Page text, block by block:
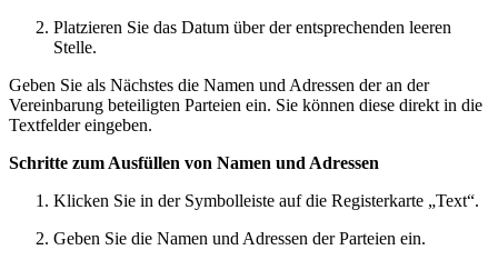
Platzieren Sie das Datum über der entsprechenden leeren
Stelle.
Geben Sie als Nächstes die Namen und Adressen der an der
Vereinbarung beteiligten Parteien ein. Sie können diese direkt in die
Textfelder eingeben.
Schritte zum Ausfüllen von Namen und Adressen
Klicken Sie in der Symbolleiste auf die Registerkarte „Text“.
Geben Sie die Namen und Adressen der Parteien ein.